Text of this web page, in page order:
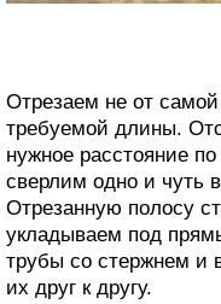
Отрезаем не от
требуемой длины.
нужное расстояние
сверлим одно и чуть
Отрезанную полосу
укладываем под
трубы со стержнем и
их друг к другу.